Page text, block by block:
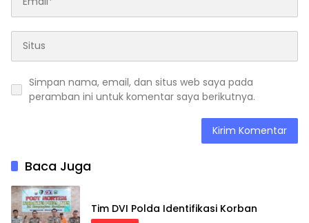
Simpan nama, email, dan situs web saya pada
peramban ini untuk komentar saya berikutnya.
Baca Juga
Tim DVI Polda Identifikasi Korban